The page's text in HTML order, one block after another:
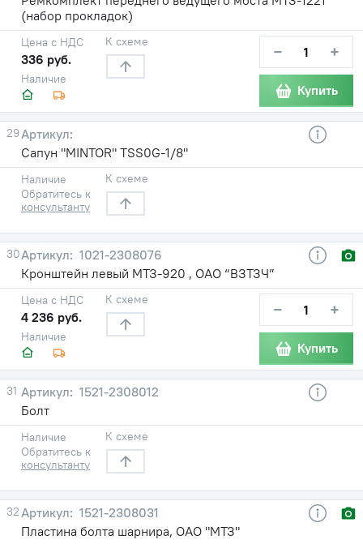
(набор прокладок)
Наличие
Цена с НДС
336 руб.
К схеме − +
Купить
29
Сапун "MINTOR" TSS0G-1/8"
Наличие
Обратитесь к
консультанту
К схеме
30
1021-2308076
Кронштейн левый МТЗ-920 , ОАО “ВЗТЗЧ”
Наличие
Цена с НДС
4 236 руб.
К схеме − +
Купить
31
1521-2308012
Болт
Наличие
Обратитесь к
консультанту
К схеме
32
1521-2308031
Пластина болта шарнира, ОАО "МТЗ"